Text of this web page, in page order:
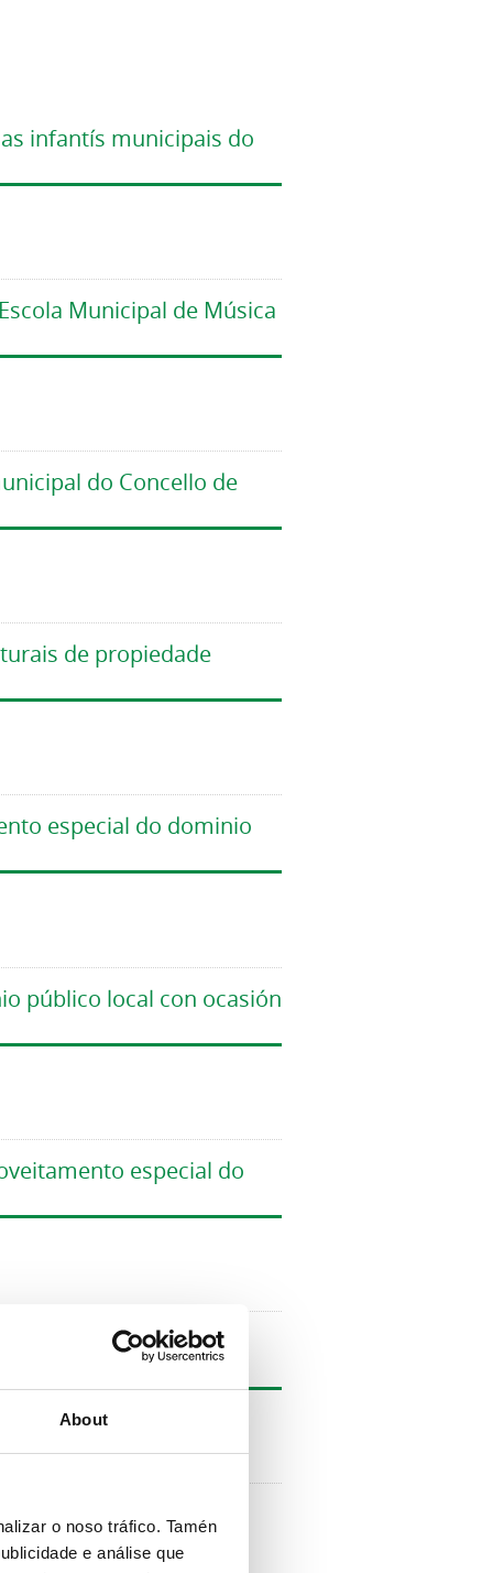
About
o noso tráfico. Tamén
e análise que
infantís municipais do
Municipal de Música
do Concello de
de propiedade
especial do dominio
público local con ocasión
especial do
pública, a favor de
mesas e cadeiras,
a actividade